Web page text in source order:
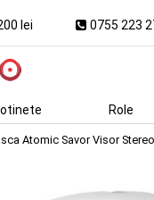
lei 0755 223
Role
Atomic Savor Visor